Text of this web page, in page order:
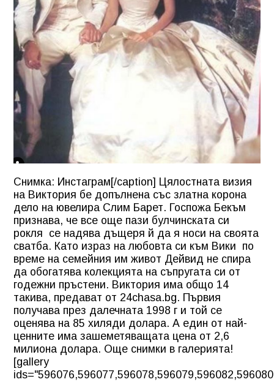
Снимка: Инстаграм[/caption] Цялостната визия
на Виктория бе допълнена със златна корона
дело на ювелира Слим Барет. Госпожа Бекъм
признава, че все още пази булчинската си
рокля се надява дъщеря й да я носи на своята
сватба. Като израз на любовта си към Вики по
време на семейния им живот Дейвид не спира
да обогатява колекцията на съпругата си от
годежни пръстени. Виктория има общо 14
такива, предават от 24chasa.bg. Първия
получава през далечната 1998 г и той се
оценява на 85 хиляди долара. А един от най-
ценните има зашеметяващата цена от 2,6
милиона долара. Още снимки в галерията!
[gallery